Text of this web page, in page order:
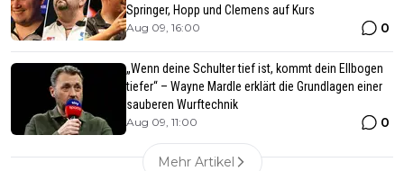
Springer, Hopp und Clemens auf Kurs
Aug 09, 16:00 0
„Wenn deine Schulter tief ist, kommt dein Ellbogen
tiefer“ – Wayne Mardle erklärt die Grundlagen einer
sauberen Wurftechnik
Aug 09, 11:00 0
Mehr Artikel